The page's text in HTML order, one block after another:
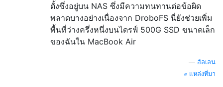
ตั้งซึ่งอยู่บน NAS ซึ่งมีความทนทานต่อข้อผิด
พลาดบางอย่างเนื่องจาก DroboFS นี่ยังช่วยเพิ่ม
พื้นที่ว่างครึ่งหนึ่งบนไดรฟ์ 500G SSD ขนาดเล็ก
ของฉันใน MacBook Air
อัลเลน
แหล่งที่มา